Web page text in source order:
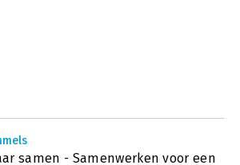
samen - Samenwerken voor een